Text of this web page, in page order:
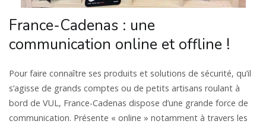
France-Cadenas : une
communication online et offline !
Pour faire connaître ses produits et solutions de sécurité, qu’il
s’agisse de grands comptes ou de petits artisans roulant à
bord de VUL, France-Cadenas dispose d’une grande force de
communication. Présente « online » notamment à travers les